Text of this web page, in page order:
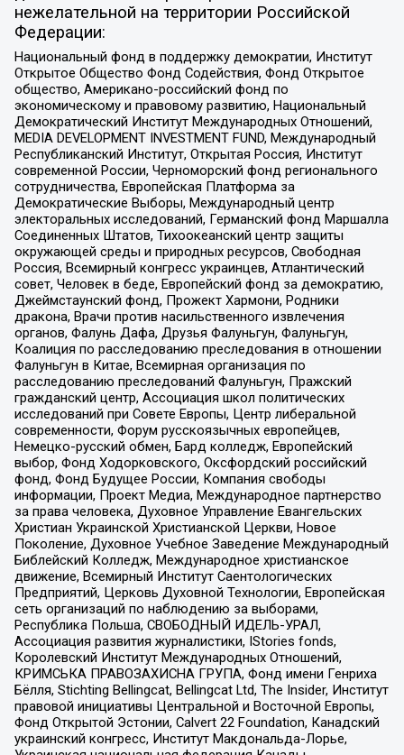
нежелательной на территории Российской
Федерации:
Национальный фонд в поддержку демократии, Институт
Открытое Общество Фонд Содействия, Фонд Открытое
общество, Американо-российский фонд по
экономическому и правовому развитию, Национальный
Демократический Институт Международных Отношений,
MEDIA DEVELOPMENT INVESTMENT FUND, Международный
Республиканский Институт, Открытая Россия, Институт
современной России, Черноморский фонд регионального
сотрудничества, Европейская Платформа за
Демократические Выборы, Международный центр
электоральных исследований, Германский фонд Маршалла
Соединенных Штатов, Тихоокеанский центр защиты
окружающей среды и природных ресурсов, Свободная
Россия, Всемирный конгресс украинцев, Атлантический
совет, Человек в беде, Европейский фонд за демократию,
Джеймстаунский фонд, Прожект Хармони, Родники
дракона, Врачи против насильственного извлечения
органов, Фалунь Дафа, Друзья Фалуньгун, Фалуньгун,
Коалиция по расследованию преследования в отношении
Фалуньгун в Китае, Всемирная организация по
расследованию преследований Фалуньгун, Пражский
гражданский центр, Ассоциация школ политических
исследований при Совете Европы, Центр либеральной
современности, Форум русскоязычных европейцев,
Немецко-русский обмен, Бард колледж, Европейский
выбор, Фонд Ходорковского, Оксфордский российский
фонд, Фонд Будущее России, Компания свободы
информации, Проект Медиа, Международное партнерство
за права человека, Духовное Управление Евангельских
Христиан Украинской Христианской Церкви, Новое
Поколение, Духовное Учебное Заведение Международный
Библейский Колледж, Международное христианское
движение, Всемирный Институт Саентологических
Предприятий, Церковь Духовной Технологии, Европейская
сеть организаций по наблюдению за выборами,
Республика Польша, СВОБОДНЫЙ ИДЕЛЬ-УРАЛ,
Ассоциация развития журналистики, IStories fonds,
Королевский Институт Международных Отношений,
КРИМСЬКА ПРАВОЗАХИСНА ГРУПА, Фонд имени Генриха
Бёлля, Stichting Bellingcat, Bellingcat Ltd, The Insider, Институт
правовой инициативы Центральной и Восточной Европы,
Фонд Открытой Эстонии, Calvert 22 Foundation, Канадский
украинский конгресс, Институт Макдональда-Лорье,